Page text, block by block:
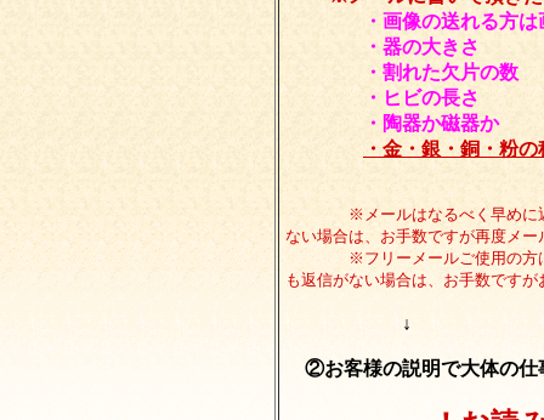
・画像の送れる方
・器の大きさ
・割れた欠片の数
・ヒビの長さ
・陶器か磁器か
・金・銀・銅・粉
↑クリックすると
※メールはなるべく早めに返信
ない場合は、お手数ですが再度メ
※フリーメールご使用の方は、
も返信がない場合は、お手数です
↓
②お客様の説明で大体の仕